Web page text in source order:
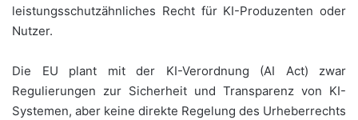
leistungsschutzähnliches Recht für KI-Produzenten oder
Nutzer.
Die EU plant mit der KI-Verordnung (AI Act) zwar
Regulierungen zur Sicherheit und Transparenz von KI-
Systemen, aber keine direkte Regelung des Urheberrechts